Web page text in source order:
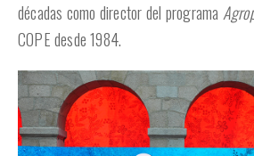
décadas como director del programa
COPE desde 1984.